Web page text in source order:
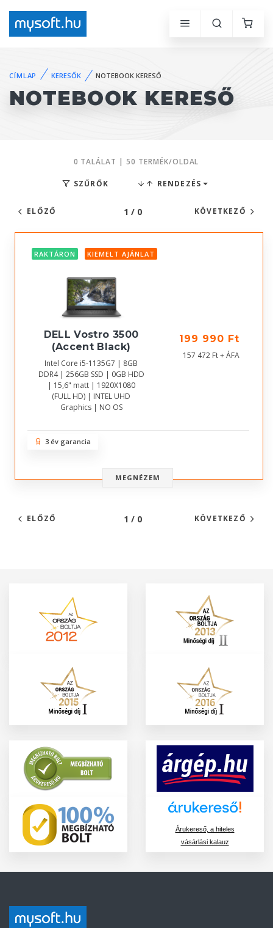
CÍMLAP KERESŐK NOTEBOOK KERESŐ
NOTEBOOK KERESŐ
0 TALÁLAT | 50 TERMÉK/OLDAL
SZŰRŐK RENDEZÉS
ELŐZŐ 1 / 0 KÖVETKEZŐ
RAKTÁRON KIEMELT AJÁNLAT
DELL Vostro 3500
(Accent Black)
Intel Core i5-1135G7 | 8GB
DDR4 | 256GB SSD | 0GB HDD
| 15,6" matt | 1920X1080
(FULL HD) | INTEL UHD
Graphics | NO OS
199 990 Ft
157 472 Ft + ÁFA
3 év garancia
MEGNÉZEM
ELŐZŐ 1 / 0 KÖVETKEZŐ
Árukereső, a hiteles
vásárlási kalauz